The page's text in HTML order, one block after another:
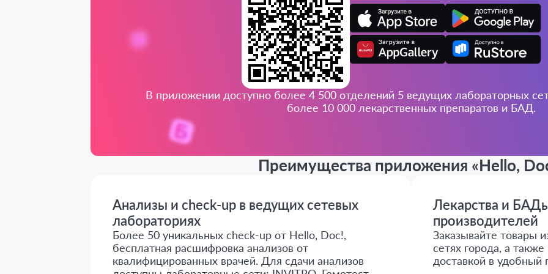
В приложении доступно более 4 500 отделений 5 ведущих лабораторных
более 10 000 лекарственных препаратов и БАД.
Преимущества приложения «Hello,
Анализы и check-up в ведущих сетевых
лабораториях
Более 50 уникальных check-up от Hello, Doc!,
бесплатная расшифровка анализов от
квалифицированных врачей. Для сдачи анализов
Лекарства и
производителей
Заказывайте товары
сетях города, а
доставкой в удобный